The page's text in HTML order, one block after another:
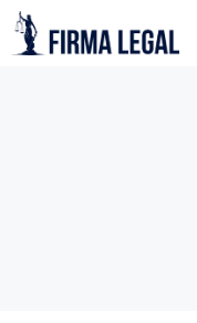
Saltar
al